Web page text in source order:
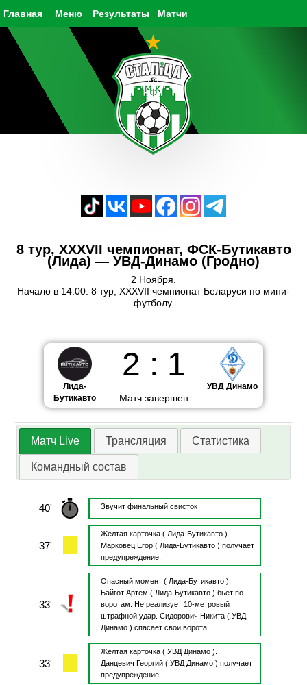
Главная Результаты Матчи
Меню
8 тур, XXXVII чемпионат, ФСК-Бутикавто
(Лида) — УВД-Динамо (Гродно)
2 Ноября.
Начало в 14:00. 8 тур, XXXVII чемпионат Беларуси по мини-
футболу.
Лида-
Бутикавто
2 : 1
Матч завершен
УВД Динамо
Матч Live Трансляция Статистика
Командный состав
40' Звучит финальный свисток
37'
Желтая карточка ( Лида-Бутикавто ).
Марковец Егор( Лида-Бутикавто ) получает
предупреждение.
33'
Опасный момент ( Лида-Бутикавто ).
Байгот Артем ( Лида-Бутикавто ) бьет по
воротам.
Не реализует 10-метровый
штрафной удар. Сидорович Никита( УВД
Динамо ) спасает свои ворота
33'
Желтая карточка ( УВД Динамо ).
Данцевич Георгий( УВД Динамо ) получает
предупреждение.